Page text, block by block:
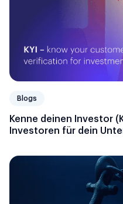
Blogs
Kenne deinen Investor
Investoren für dein